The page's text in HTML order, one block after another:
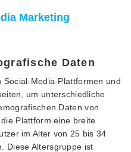
Marketing
Daten
Media-Plattformen und
um unterschiedliche
Daten von
Plattform eine breite
im Alter von 25 bis 34
Diese Altersgruppe ist